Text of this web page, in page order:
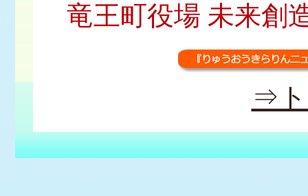
竜王町役場 未来創
⇒ト